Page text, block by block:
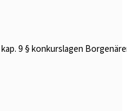
9 § konkurslagen